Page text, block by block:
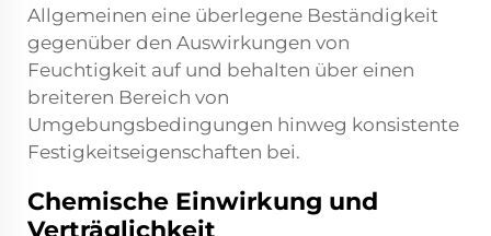
Allgemeinen eine überlegene Beständigkeit
gegenüber den Auswirkungen von
Feuchtigkeit auf und behalten über einen
breiteren Bereich von
Umgebungsbedingungen hinweg konsistente
Festigkeitseigenschaften bei.
Chemische Einwirkung und
Verträglichkeit